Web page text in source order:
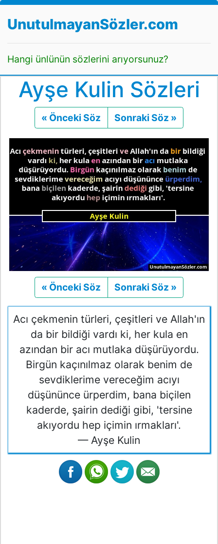
UnutulmayanSözler.com
Hangi ünlünün sözlerini arıyorsunuz?
Ayşe Kulin Sözleri
« Önceki Söz Önceki
Sonraki Söz »
« Önceki Söz Önceki
Sonraki Söz »
Acı çekmenin türleri, çeşitleri ve Allah'ın
da bir bildiği vardı ki, her kula en
azından bir acı mutlaka düşürüyordu.
Birgün kaçınılmaz olarak benim de
sevdiklerime vereceğim acıyı
düşününce ürperdim, bana biçilen
kaderde, şairin dediği gibi, 'tersine
akıyordu hep içimin ırmakları'.
— Ayşe Kulin